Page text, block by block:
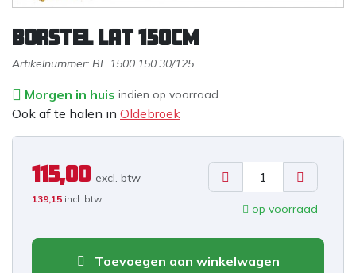
Borstel lat 150CM
Artikelnummer: BL 1500.150.30/125
Morgen in huis indien op voorraad
Ook af te halen in Oldebroek
115,00 excl. btw
139,15 incl. btw
op voorraad
Toevoegen aan winkelwagen